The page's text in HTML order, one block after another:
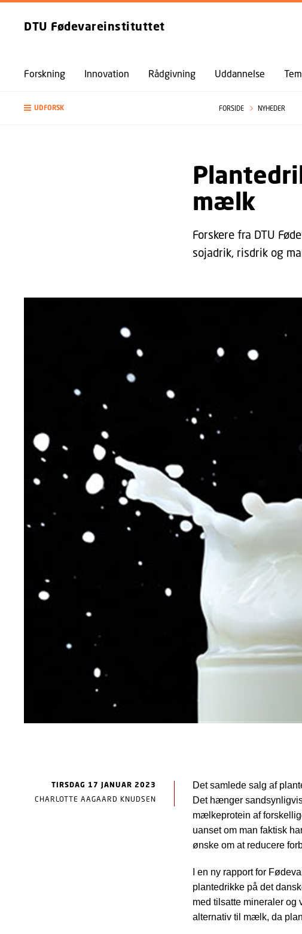
DTU Fødevareinstituttet
Forskning Innovation Rådgivning Uddannelse
UDFORSK FORSIDE NYHEDER
mælk
Forskere fra DTU
sojadrik, risdrik og
TIRSDAG 17 JANUAR 2023
CHARLOTTE AAGAARD KNUDSEN
Det samlede salg af
Det hænger
mælkeprotein af
uanset om man faktisk
ønske om at reducere
I en ny rapport for
plantedrikke på det
med tilsatte mineraler og
alternativ til mælk, da